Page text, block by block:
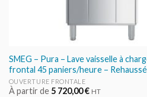
SMEG – Pura – Lave vaisselle à
frontal 45 paniers/heure – Rehaussé
OUVERTURE FRONTALE
À partir de 5 720,00€ HT